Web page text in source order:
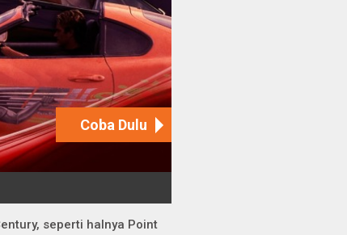
seperti halnya Point